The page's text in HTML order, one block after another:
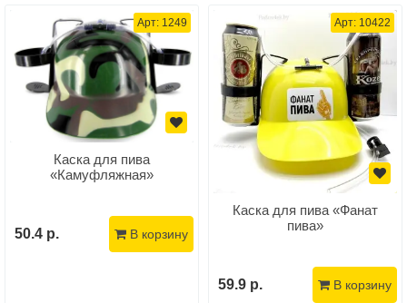
Арт: 1249
Каска для пива
«Камуфляжная»
50.4 р. В корзину
Арт: 10422
Каска для пива «Фанат
пива»
59.9 р. В корзину